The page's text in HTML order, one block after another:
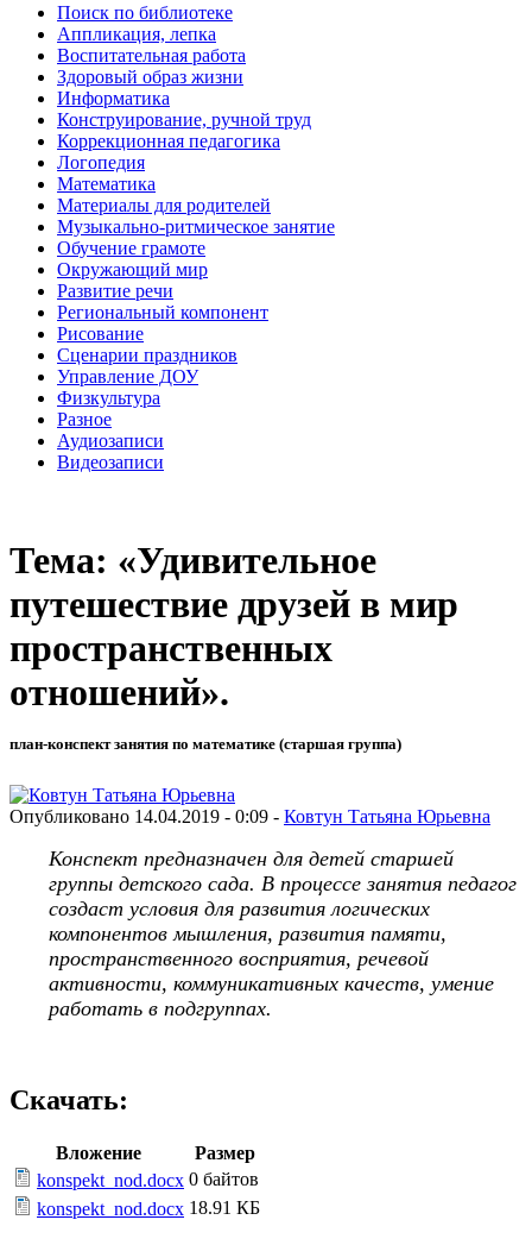
Поиск по библиотеке
Аппликация, лепка
Воспитательная работа
Здоровый образ жизни
Информатика
Конструирование, ручной труд
Коррекционная педагогика
Логопедия
Математика
Материалы для родителей
Музыкально-ритмическое занятие
Обучение грамоте
Окружающий мир
Развитие речи
Региональный компонент
Рисование
Сценарии праздников
Управление ДОУ
Физкультура
Разное
Аудиозаписи
Видеозаписи
Тема: «Удивительное
путешествие друзей в мир
пространственных
отношений».
план-конспект занятия по математике (старшая группа)
Опубликовано 14.04.2019 - 0:09 - Ковтун Татьяна Юрьевна
Конспект предназначен для детей старшей
группы детского сада. В процессе занятия педагог
создаст условия для развития логических
компонентов мышления, развития памяти,
пространственного восприятия, речевой
активности, коммуникативных качеств, умение
работать в подгруппах.
Скачать:
Вложение
Размер
konspekt_nod.docx 0 байтов
konspekt_nod.docx 18.91 КБ